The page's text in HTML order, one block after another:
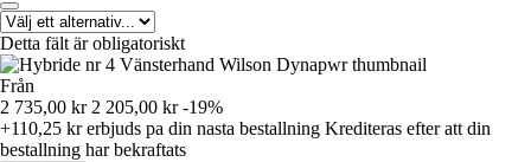
Detta fält är obligatoriskt
Från
2 735,00 kr 2 205,00 kr -19%
+110,25 krerbjuds pa din nasta bestallning Krediteras efter att din
bestallning har bekraftats